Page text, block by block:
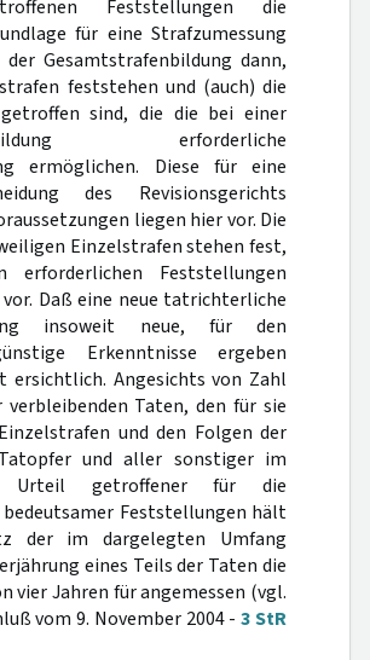
Feststellungen die
für eine Strafzumessung
Gesamtstrafenbildung dann,
feststehen und (auch) die
sind, die die bei einer
erforderliche
ermöglichen. Diese für eine
des Revisionsgerichts
liegen hier vor. Die
Einzelstrafen stehen fest,
Feststellungen
Daß eine neue tatrichterliche
insoweit neue, für den
Erkenntnisse ergeben
ersichtlich. Angesichts von Zahl
verbleibenden Taten, den für sie
und den Folgen der
und aller sonstiger im
Urteil getroffener für die
Feststellungen hält
der im dargelegten Umfang
eines Teils der Taten die
vier Jahren für angemessen (vgl.
vom 9. November 2004 -3 StR